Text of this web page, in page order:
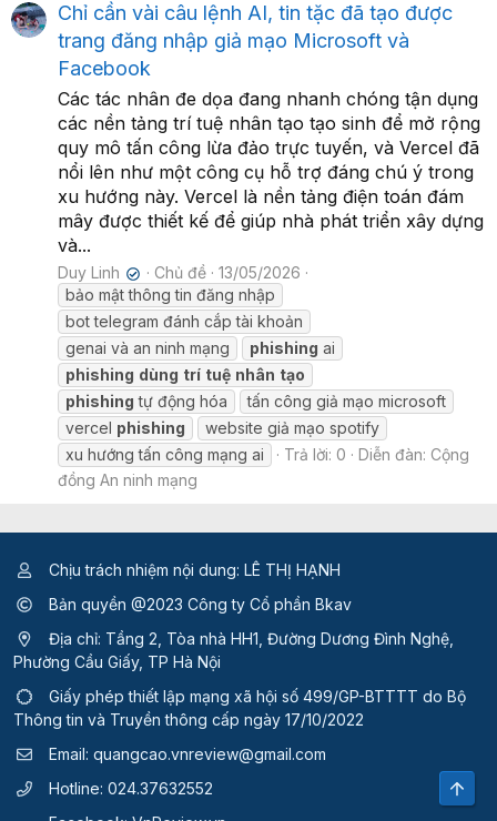
Chỉ cần vài câu lệnh AI, tin tặc đã tạo được
trang đăng nhập giả mạo Microsoft và
Facebook
Các tác nhân đe dọa đang nhanh chóng tận dụng
các nền tảng trí tuệ nhân tạo tạo sinh để mở rộng
quy mô tấn công lừa đảo trực tuyến, và Vercel đã
nổi lên như một công cụ hỗ trợ đáng chú ý trong
xu hướng này. Vercel là nền tảng điện toán đám
mây được thiết kế để giúp nhà phát triển xây dựng
và...
Duy Linh ✔ Chủ đề
13/05/2026
bảo mật thông tin đăng nhập
bot telegram đánh cắp tài khoản
genai và an ninh mạng
phishing ai
phishing dùng trí tuệ nhân tạo
phishing tự động hóa
tấn công giả mạo microsoft
vercel phishing
website giả mạo spotify
xu hướng tấn công mạng ai
Trả lời: 0 Diễn đàn: Cộng
đồng An ninh mạng
Chịu trách nhiệm nội dung: LÊ THỊ HẠNH
Bản quyền @2023 Công ty Cổ phần Bkav
Địa chỉ: Tầng 2, Tòa nhà HH1, Đường Dương Đình Nghệ,
Phường Cầu Giấy, TP Hà Nội
Giấy phép thiết lập mạng xã hội số 499/GP-BTTTT do Bộ
Thông tin và Truyền thông cấp ngày 17/10/2022
Email: quangcao.vnreview@gmail.com
Hotline: 024.37632552